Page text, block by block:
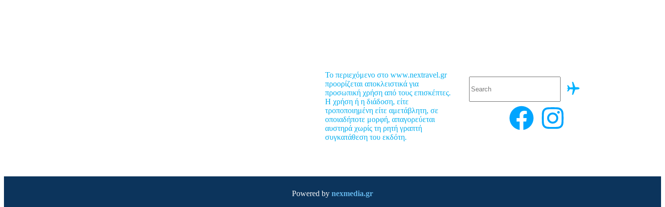
Το περιεχόμενο στο www.nextravel.gr
προορίζεται αποκλειστικά για
προσωπική χρήση από τους επισκέπτες.
Η χρήση ή η διάδοση, είτε
τροποποιημένη είτε αμετάβλητη, σε
οποιαδήποτε μορφή, απαγορεύεται
αυστηρά χωρίς τη ρητή γραπτή
συγκατάθεση του εκδότη.
Powered by nexmedia.gr